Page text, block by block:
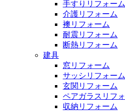
手すりリフォーム
介護リフォーム
襖リフォーム
耐震リフォーム
断熱リフォーム
建具
窓リフォーム
サッシリフォーム
玄関リフォーム
ペアガラスリフ
収納リフォーム